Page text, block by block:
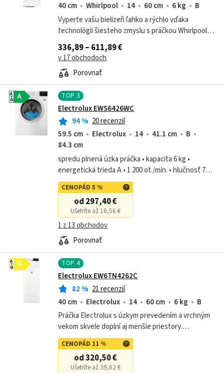
40 cm Whirlpool 14 60 cm 6 kg
B
Vyperte vašu bielizeň ľahko a rýchlo vďaka
technológii šiesteho zmyslu s práčkou Whirlpool.
ZEN motor zaručuje tiché pranie v akúkoľvek
dennú aj nočnú dobu.
336,89 – 611,89 €
v 17 obchodoch
Porovnať
TOP 3
Electrolux EWS6426WC
94% 20 recenzií
A
A
G
59.5 cm Electrolux 14 41.1 cm
B
84.3 cm
spredu plnená úzka práčka • kapacita 6 kg •
energetická trieda A • 1 200 ot./min. • hlučnosť 74
dB • 14 programov • otváranie dvierok: ľavé • 10
rokov záruka na invertorový...
CENOPÁD 5 %
od 297,40 €
Ušetríte až 18,56 €
1 z 13 obchodov
Porovnať
TOP 4
Electrolux EW6TN4262C
82 % 21 recenzií
D
A
G
40 cm Electrolux 14 60 cm 6 kg
B
Práčka Electrolux s úzkym prevedením a vrchným
vekom skvele doplní aj menšie priestory.
Technológia SensiCare zaistí šetrnú starostlivosť
vašej bielizni aj energetickú úsporu.
CENOPÁD 11 %
od 320,50 €
Ušetríte až 39,62 €